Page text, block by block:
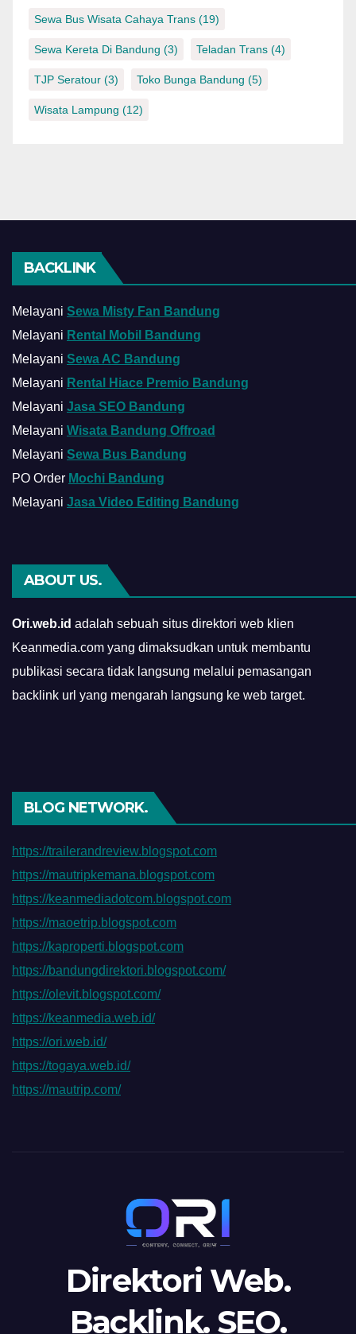
Sewa Bus Wisata Cahaya Trans (19)
Sewa Kereta Di Bandung (3) Teladan Trans (4)
TJP Seratour (3) Toko Bunga Bandung (5)
Wisata Lampung (12)
BACKLINK
Melayani Sewa Misty Fan Bandung
Melayani Rental Mobil Bandung
Melayani Sewa AC Bandung
Melayani Rental Hiace Premio Bandung
Melayani Jasa SEO Bandung
Melayani Wisata Bandung Offroad
Melayani Sewa Bus Bandung
PO Order Mochi Bandung
Melayani Jasa Video Editing Bandung
ABOUT US.
Ori.web.id adalah sebuah situs direktori web klien
Keanmedia.com yang dimaksudkan untuk membantu
publikasi secara tidak langsung melalui pemasangan
backlink url yang mengarah langsung ke web target.
BLOG NETWORK.
https://trailerandreview.blogspot.com
https://mautripkemana.blogspot.com
https://keanmediadotcom.blogspot.com
https://maoetrip.blogspot.com
https://kaproperti.blogspot.com
https://bandungdirektori.blogspot.com/
https://olevit.blogspot.com/
https://keanmedia.web.id/
https://ori.web.id/
https://togaya.web.id/
https://mautrip.com/
Direktori Web.
Backlink. SEO.